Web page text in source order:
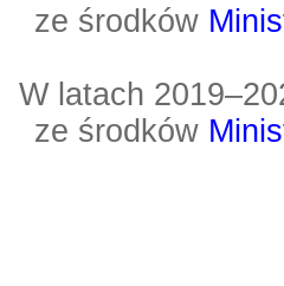
ze środków
W latach
ze środków